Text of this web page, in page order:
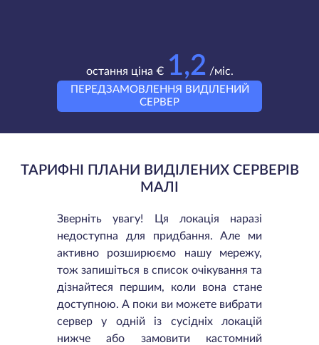
остання ціна € 1,2 /міс.
ПЕРЕДЗАМОВЛЕННЯ ВИДІЛЕНИЙ
СЕРВЕР
ТАРИФНІ ПЛАНИ ВИДІЛЕНИХ СЕРВЕРІВ
МАЛІ
Зверніть увагу! Ця локація наразі
недоступна для придбання. Але ми
активно розширюємо нашу мережу,
тож запишіться в список очікування та
дізнайтеся першим, коли вона стане
доступною. А поки ви можете вибрати
сервер у одній із сусідніх локацій
нижче або замовити кастомний